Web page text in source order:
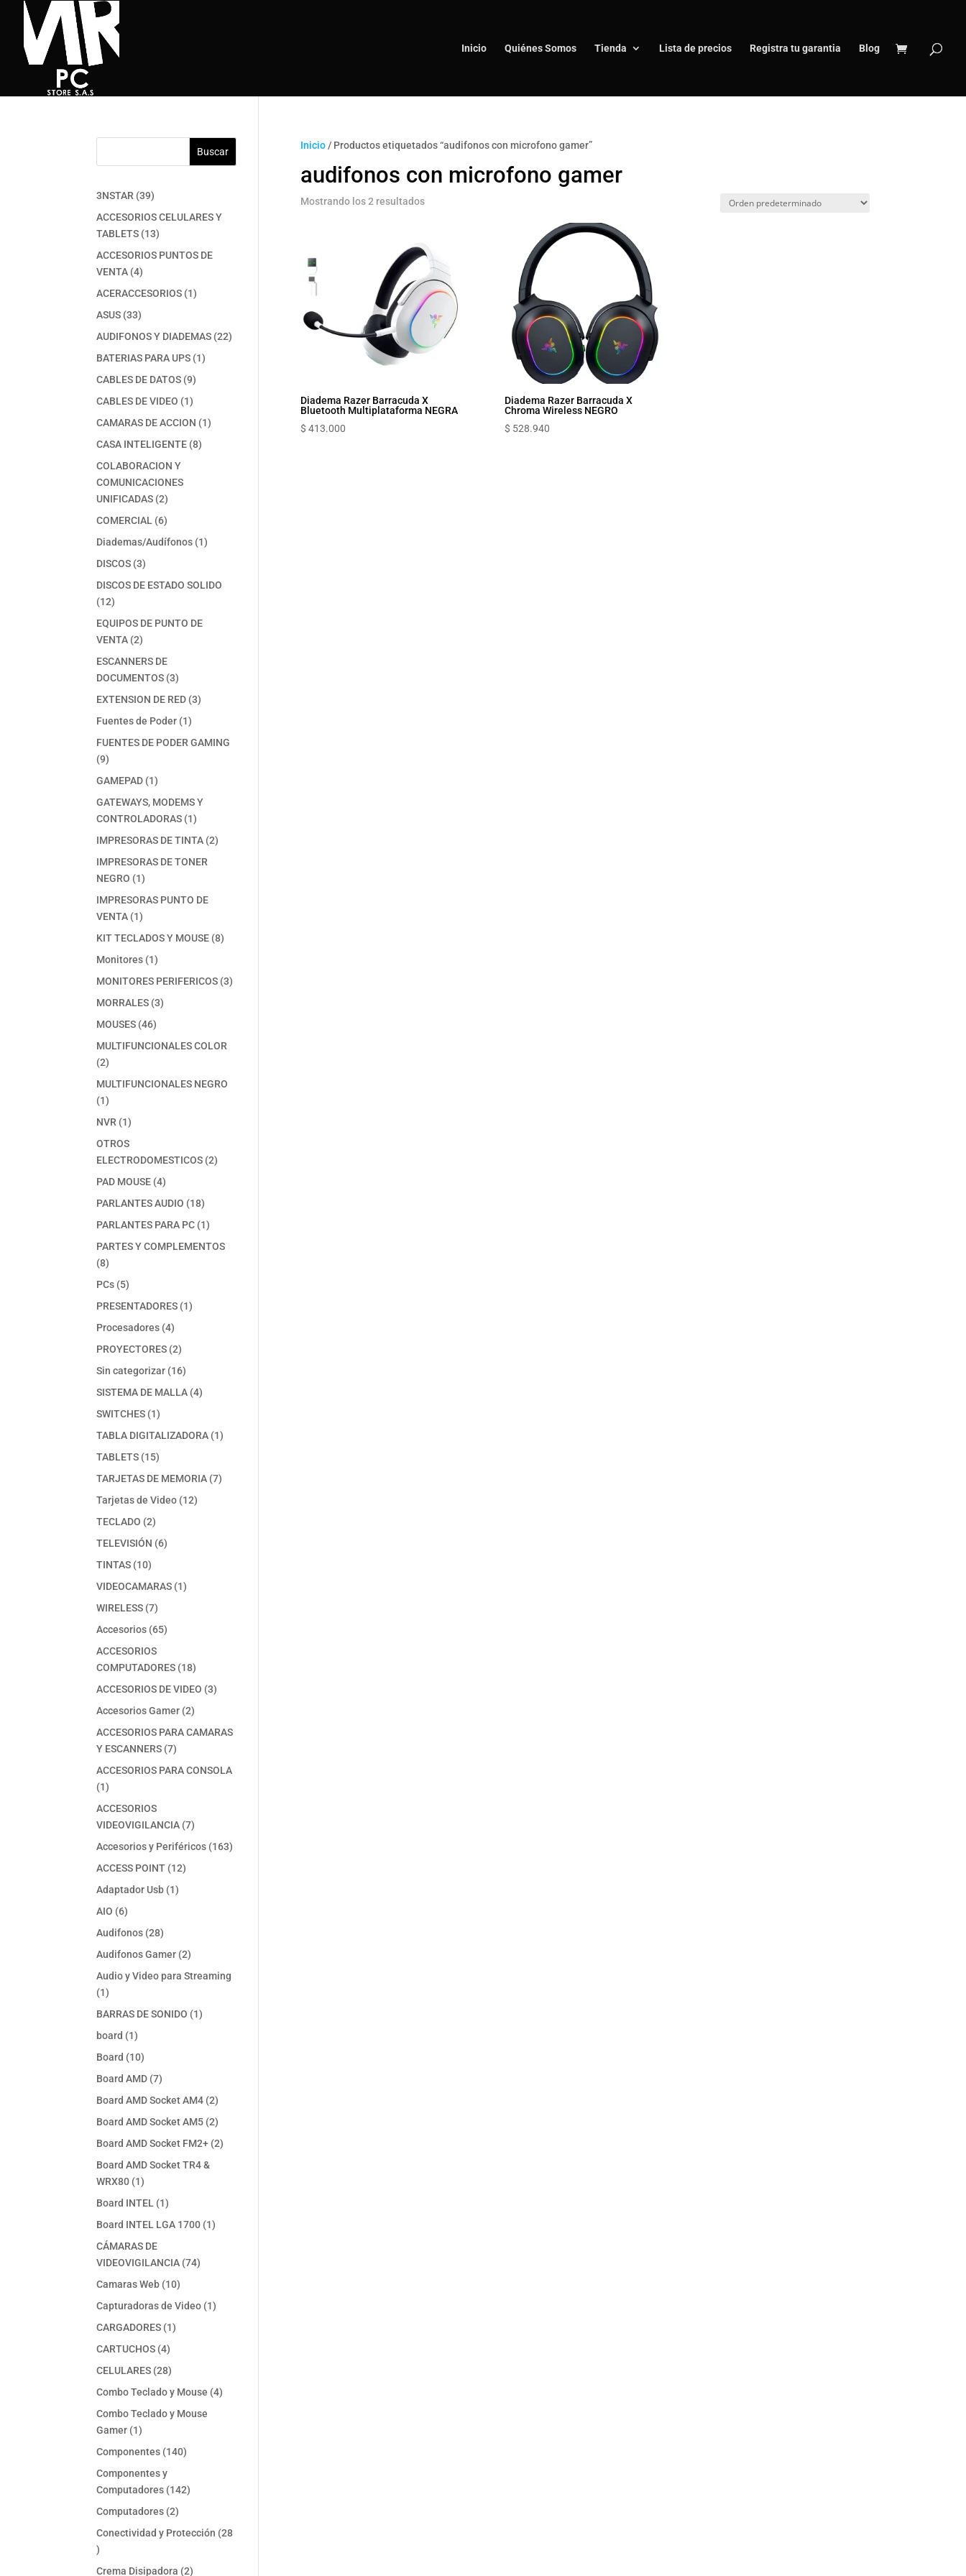
Inicio Quiénes Somos Tienda Lista de precios Registra tu garantia Blog
Inicio/ Productos etiquetados “audifonos con microfono gamer”
audifonos con microfono gamer
Mostrando los 2 resultados
Diadema Razer Barracuda X
Bluetooth Multiplataforma NEGRA
$ 413.000
Diadema Razer Barracuda X
Chroma Wireless NEGRO
$ 528.940
Buscar
3NSTAR 3939
productos
ACCESORIOS CELULARES Y
TABLETS 1313
productos
ACCESORIOS PUNTOS DE
VENTA 44
productos
ACERACCESORIOS 11
ASUS 3333
productos
AUDIFONOS Y DIADEMAS 2222
BATERIAS PARA UPS 11
CABLES DE DATOS 99
CABLES DE VIDEO 11
producto
CAMARAS DE ACCION 11
CASA INTELIGENTE 88
COLABORACION Y
COMUNICACIONES
UNIFICADAS 22
productos
COMERCIAL 66
productos
Diademas/Audífonos 11
DISCOS 33
productos
DISCOS DE ESTADO SOLIDO
1212
productos
EQUIPOS DE PUNTO DE
VENTA 22
productos
ESCANNERS DE
DOCUMENTOS 33
productos
EXTENSION DE RED 33
Fuentes de Poder 11
producto
FUENTES DE PODER GAMING
99
productos
GAMEPAD 11
producto
GATEWAYS, MODEMS Y
CONTROLADORAS 11
producto
IMPRESORAS DE TINTA 22
IMPRESORAS DE TONER
NEGRO
11
producto
IMPRESORAS PUNTO DE
VENTA 11
producto
KIT TECLADOS Y MOUSE 88
Monitores 11
producto
MONITORES PERIFERICOS 33
MORRALES 33
MOUSES 4646
productos
MULTIFUNCIONALES COLOR
22
productos
MULTIFUNCIONALES NEGRO
11
producto
NVR 11
producto
OTROS
ELECTRODOMESTICOS 22
PAD MOUSE 44
productos
PARLANTES AUDIO 1818
productos
PARLANTES PARA PC 11
producto
PARTES Y COMPLEMENTOS
88
productos
PCs 55
productos
PRESENTADORES 11
Procesadores 44
productos
PROYECTORES 22
productos
Sin categorizar 1616
productos
SISTEMA DE MALLA 44
SWITCHES 11
producto
TABLA DIGITALIZADORA 11
TABLETS 1515
productos
TARJETAS DE MEMORIA 77
Tarjetas de Video 1212
TECLADO 22
productos
TELEVISIÓN 66
TINTAS 1010
productos
VIDEOCAMARAS 11
WIRELESS 77
productos
Accesorios 6565
ACCESORIOS
COMPUTADORES 1818
productos
ACCESORIOS DE VIDEO 33
Accesorios Gamer 22
productos
ACCESORIOS PARA CAMARAS
Y ESCANNERS 77
productos
ACCESORIOS PARA CONSOLA
11
producto
ACCESORIOS
VIDEOVIGILANCIA 77
productos
Accesorios y Periféricos 163163
ACCESS POINT 1212
Adaptador Usb 11
AIO 66
productos
Audifonos 2828
productos
Audifonos Gamer 22
productos
Audio y Video para Streaming
11
producto
BARRAS DE SONIDO 11
board 11
producto
Board 1010
productos
Board AMD 77
productos
Board AMD Socket AM4 22
productos
Board AMD Socket AM5 22
productos
Board AMD Socket FM2+ 22
Board AMD Socket TR4 &
WRX80 11
producto
Board INTEL 11
producto
Board INTEL LGA 1700 11
CÁMARAS DE
VIDEOVIGILANCIA 7474
Camaras Web 1010
productos
Capturadoras de Video 11
CARGADORES 11
CARTUCHOS 44
productos
CELULARES 2828
productos
Combo Teclado y Mouse 44
Combo Teclado y Mouse
Gamer 11
producto
Componentes 140140
Componentes y
Computadores 142142
Computadores 22
productos
Conectividad y Protección 28
28
productos
Crema Disipadora 22